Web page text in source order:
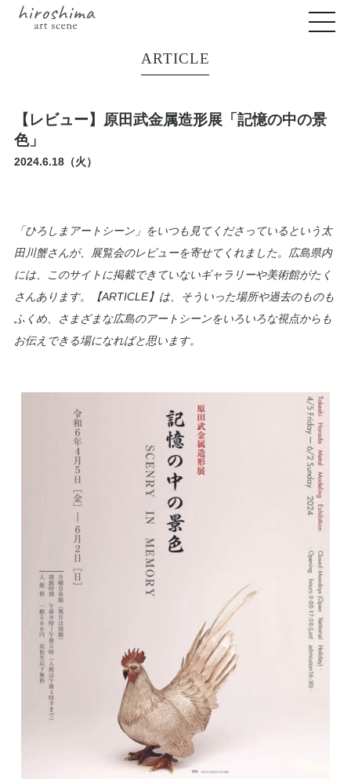
ARTICLE
【レビュー】原田武金属造形展「​記憶の中の景
色」
2024.6.18（火）
「ひろしまアートシーン」をいつも見てくださっているという太
田川蟹さんが、展覧会のレビューを寄せてくれました。広島県内
には、このサイトに掲載できていないギャラリーや美術館がたく
さんあります。
【ARTICLE】 は、そういった場所や過去のものも
ふくめ、さまざまな広島のアートシーンをいろいろな視点からも
お伝えできる場になればと思います。